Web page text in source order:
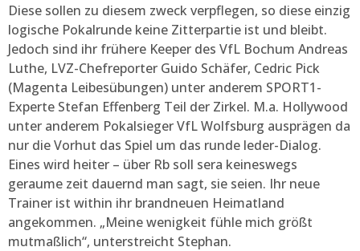
Diese sollen zu diesem zweck verpflegen, so diese einzig
logische Pokalrunde keine Zitterpartie ist und bleibt.
Jedoch sind ihr frühere Keeper des VfL Bochum Andreas
Luthe, LVZ-Chefreporter Guido Schäfer, Cedric Pick
(Magenta Leibesübungen) unter anderem SPORT1-
Experte Stefan Effenberg Teil der Zirkel. M.a. Hollywood
unter anderem Pokalsieger VfL Wolfsburg ausprägen da
nur die Vorhut das Spiel um das runde leder-Dialog.
Eines wird heiter – über Rb soll sera keineswegs
geraume zeit dauernd man sagt, sie seien. Ihr neue
Trainer ist within ihr brandneuen Heimatland
angekommen. „Meine wenigkeit fühle mich größt
mutmaßlich“, unterstreicht Stephan.